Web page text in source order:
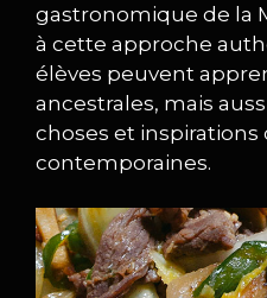
gastronomique de la
à cette approche
élèves peuvent
ancestrales, mais
choses et inspirations
contemporaines.